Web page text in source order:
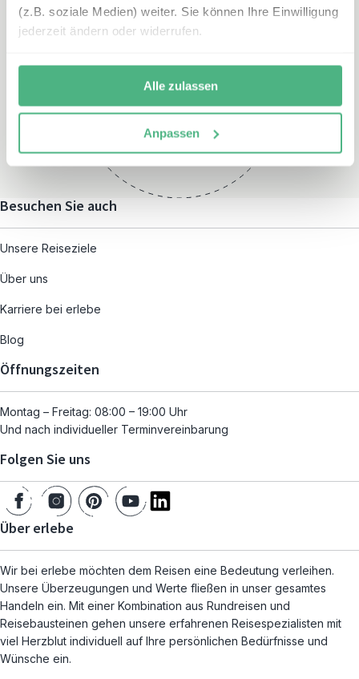
(z.B. soziale Medien) weiter. Sie können Ihre Einwilligung
jederzeit ändern oder widerrufen.
Alle zulassen
Anpassen
Montag – Freitag:
und nach individueller
Terminvereinbarung
Besuchen Sie auch
Unsere Reiseziele
Über uns
Karriere bei erlebe
Blog
Öffnungszeiten
Montag – Freitag: 08:00 – 19:00 Uhr
Und nach individueller Terminvereinbarung
Folgen Sie uns
Über erlebe
Wir bei erlebe möchten dem Reisen eine Bedeutung verleihen.
Unsere Überzeugungen und Werte fließen in unser gesamtes
Handeln ein. Mit einer Kombination aus Rundreisen und
Reisebausteinen gehen unsere erfahrenen Reisespezialisten mit
viel Herzblut individuell auf Ihre persönlichen Bedürfnisse und
Wünsche ein.